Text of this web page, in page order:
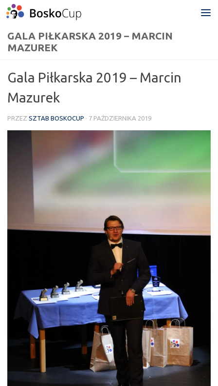
Przejdź do treści
GALA PIŁKARSKA 2019 – MARCIN
MAZUREK
Gala Piłkarska 2019 – Marcin
Mazurek
PRZEZ SZTAB BOSKOCUP · 7 PAŹDZIERNIKA 2019